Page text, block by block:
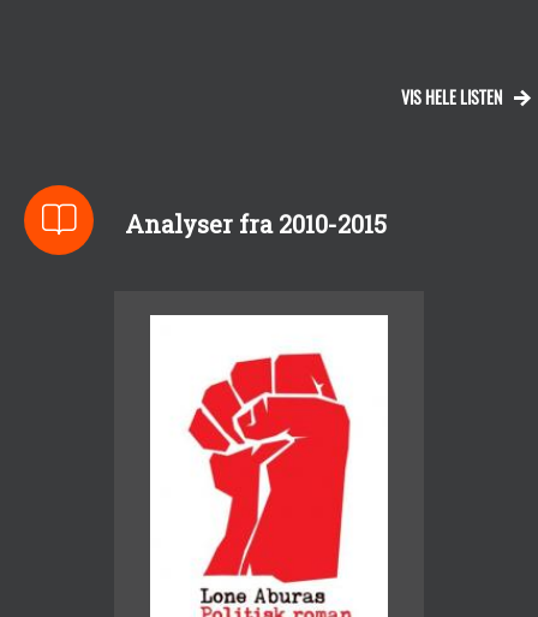
VIS HELE LISTEN
Analyser fra 2010-2015